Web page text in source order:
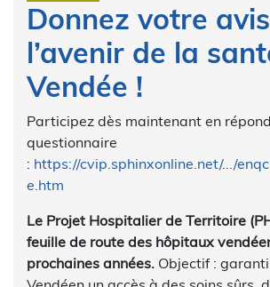
Donnez votre
l’avenir de la
Vendée !
Participez dès maintenant en
questionnaire
: https://cvip.sphinxonline.net/.../
e.htm
Le Projet Hospitalier de Territoire
feuille de route des hôpitaux
prochaines années. Objectif :